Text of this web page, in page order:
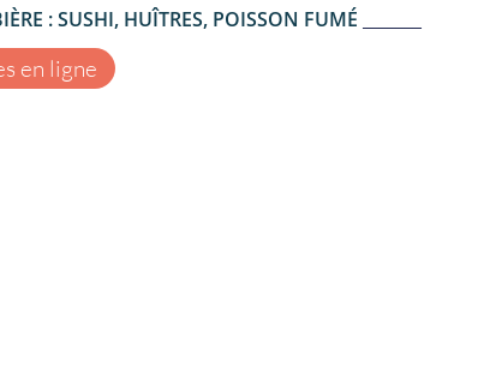
: SUSHI, HUÎTRES, POISSON FUMÉ
en ligne